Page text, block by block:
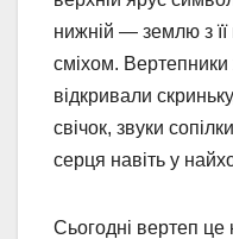
нижній — землю з
сміхом. Вертепники
відкривали
свічок, звуки
серця навіть у
Сьогодні вертеп